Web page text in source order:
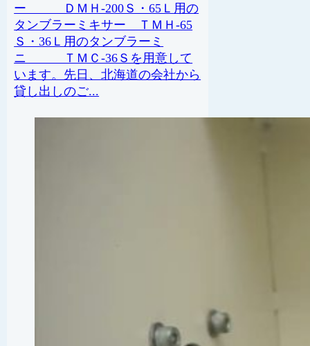
ー ＤＭＨ-200Ｓ・65Ｌ用の
タンブラーミキサー ＴＭＨ-65
Ｓ・36Ｌ用のタンブラーミ
ニ ＴＭＣ-36Ｓを用意して
います。先日、北海道の会社から
貸し出しのご...